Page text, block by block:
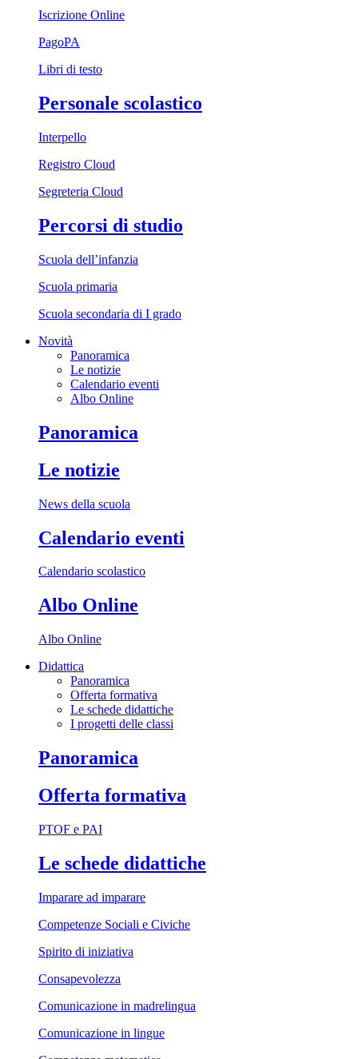
Iscrizione Online
PagoPA
Libri di testo
Personale scolastico
Interpello
Registro Cloud
Segreteria Cloud
Percorsi di studio
Scuola dell’infanzia
Scuola primaria
Scuola secondaria di I grado
Novità
Panoramica
Le notizie
Calendario eventi
Albo Online
Panoramica
Le notizie
News della scuola
Calendario eventi
Calendario scolastico
Albo Online
Albo Online
Didattica
Panoramica
Offerta formativa
Le schede didattiche
I progetti delle classi
Panoramica
Offerta formativa
PTOF e PAI
Le schede didattiche
Imparare ad imparare
Competenze Sociali e Civiche
Spirito di iniziativa
Consapevolezza
Comunicazione in madrelingua
Comunicazione in lingue